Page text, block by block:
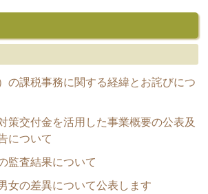
の課税事務に関する経緯とお詫びにつ
策交付金を活用した事業概要の公表及
について
監査結果について
女の差異について公表します